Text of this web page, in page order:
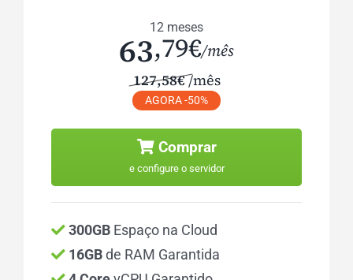
12 meses
63,79€/mês
127,58€/mês
AGORA -50%
Comprar
e configure o servidor
300GB Espaço na Cloud
16GB de RAM Garantida